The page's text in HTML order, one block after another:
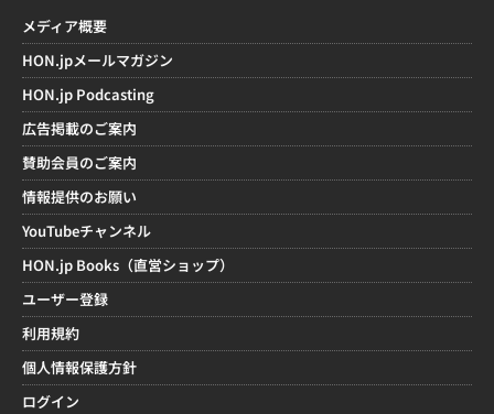
メディア概要
HON.jpメールマガジン
HON.jp Podcasting
広告掲載のご案内
賛助会員のご案内
情報提供のお願い
YouTubeチャンネル
HON.jp Books（直営ショップ）
ユーザー登録
利用規約
個人情報保護方針
ログイン